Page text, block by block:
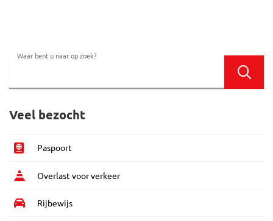
Waar bent u naar op zoek?
Veel bezocht
Paspoort
Overlast voor verkeer
Rijbewijs